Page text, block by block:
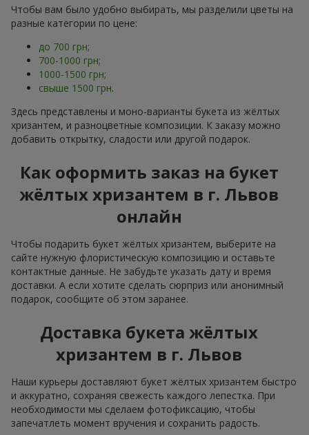
Чтобы вам было удобно выбирать, мы разделили цветы на
разные категории по цене:
до 700 грн;
700-1000 грн;
1000-1500 грн;
свыше 1500 грн.
Здесь представлены и моно-варианты букета из жёлтых
хризантем, и разноцветные композиции. К заказу можно
добавить открытку, сладости или другой подарок.
Как оформить заказ на букет
жёлтых хризантем в г. Львов
онлайн
Чтобы подарить букет жёлтых хризантем, выберите на
сайте нужную флористическую композицию и оставьте
контактные данные. Не забудьте указать дату и время
доставки. А если хотите сделать сюрприз или анонимный
подарок, сообщите об этом заранее.
Доставка букета жёлтых
хризантем в г. Львов
Наши курьеры доставляют букет жёлтых хризантем быстро
и аккуратно, сохраняя свежесть каждого лепестка. При
необходимости мы сделаем фотофиксацию, чтобы
запечатлеть момент вручения и сохранить радость.